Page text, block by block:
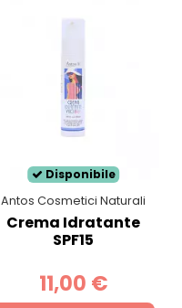
Disponibile
Antos Cosmetici Naturali
Crema Idratante
SPF15
11,00 €